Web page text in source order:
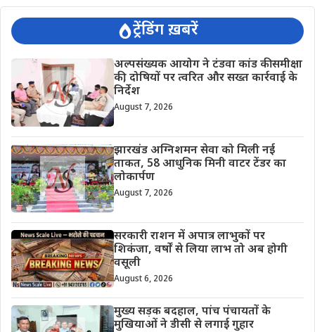
ट्रेंडिंग ख़बरें
अल्पसंख्यक आयोग ने टंडवा कांड की समीक्षा
की, दोषियों पर त्वरित और सख्त कार्रवाई के
निर्देश
August 7, 2026
झारखंड अग्निशमन सेवा को मिली नई
ताकत, 58 आधुनिक मिनी वाटर टेंडर का
लोकार्पण
August 7, 2026
सरकारी राशन में अपात्र लाभुकों पर
शिकंजा, वर्षों से लिया लाभ तो अब होगी
वसूली
August 6, 2026
मुख्य सड़क बदहाल, पांच पंचायतों के
मुखियाओं ने डीसी से लगाई गुहार